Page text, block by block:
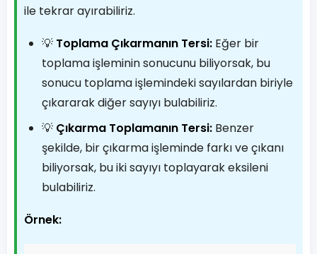
ile tekrar ayırabiliriz.
💡 Toplama Çıkarmanın Tersi: Eğer bir
toplama işleminin sonucunu biliyorsak, bu
sonucu toplama işlemindeki sayılardan biriyle
çıkararak diğer sayıyı bulabiliriz.
💡 Çıkarma Toplamanın Tersi: Benzer
şekilde, bir çıkarma işleminde farkı ve çıkanı
biliyorsak, bu iki sayıyı toplayarak eksileni
bulabiliriz.
Örnek: